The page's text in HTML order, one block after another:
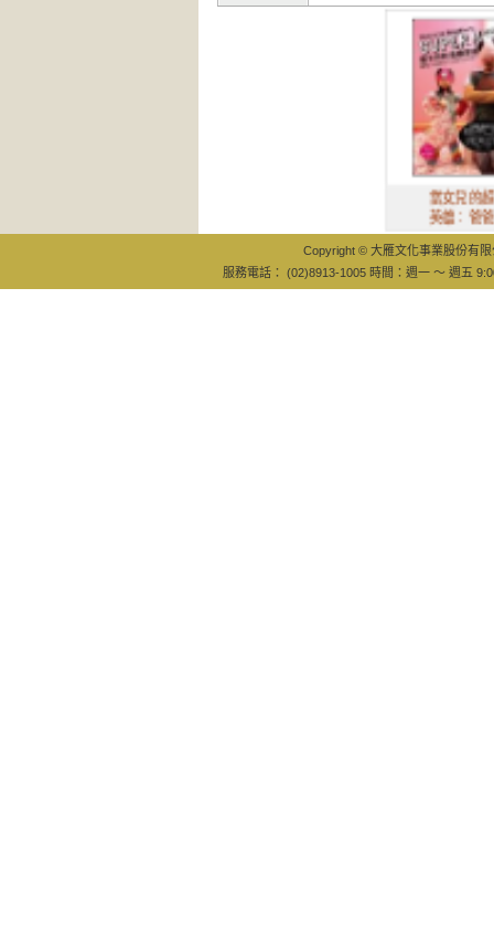
當女兒的超級
英雄：爸爸人
Copyright © 大雁文化事業股份有
服務電話： (02)8913-1005 時間：週一 ～ 週五